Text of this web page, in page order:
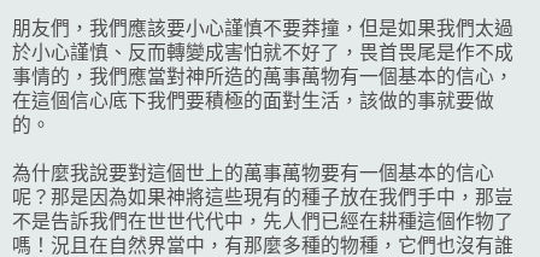
朋友們，我們應該要小心謹慎不要莽撞，但是如果我們太過
於小心謹慎、反而轉變成害怕就不好了，畏首畏尾是作不成
事情的，我們應當對神所造的萬事萬物有一個基本的信心，
在這個信心底下我們要積極的面對生活，該做的事就要做
的。
為什麼我說要對這個世上的萬事萬物要有一個基本的信心
呢？那是因為如果神將這些現有的種子放在我們手中，那豈
不是告訴我們在世世代代中，先人們已經在耕種這個作物了
嗎！況且在自然界當中，有那麼多種的物種，它們也沒有誰